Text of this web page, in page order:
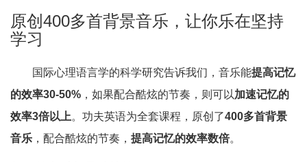
原创400多首背景音乐，让你乐在坚持
学习
国际心理语言学的科学研究告诉我们，音乐能提高记忆
的效率30-50% ，如果配合酷炫的节奏，则可以加速记忆的
效率3倍以上。功夫英语为全套课程，原创了400多首背景
音乐 ，配合酷炫的节奏， 提高记忆的效率数倍。